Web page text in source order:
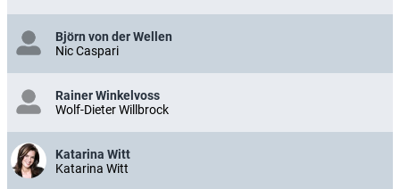
Björn von der Wellen
Nic Caspari
Rainer Winkelvoss
Wolf-Dieter Willbrock
Katarina Witt
Katarina Witt